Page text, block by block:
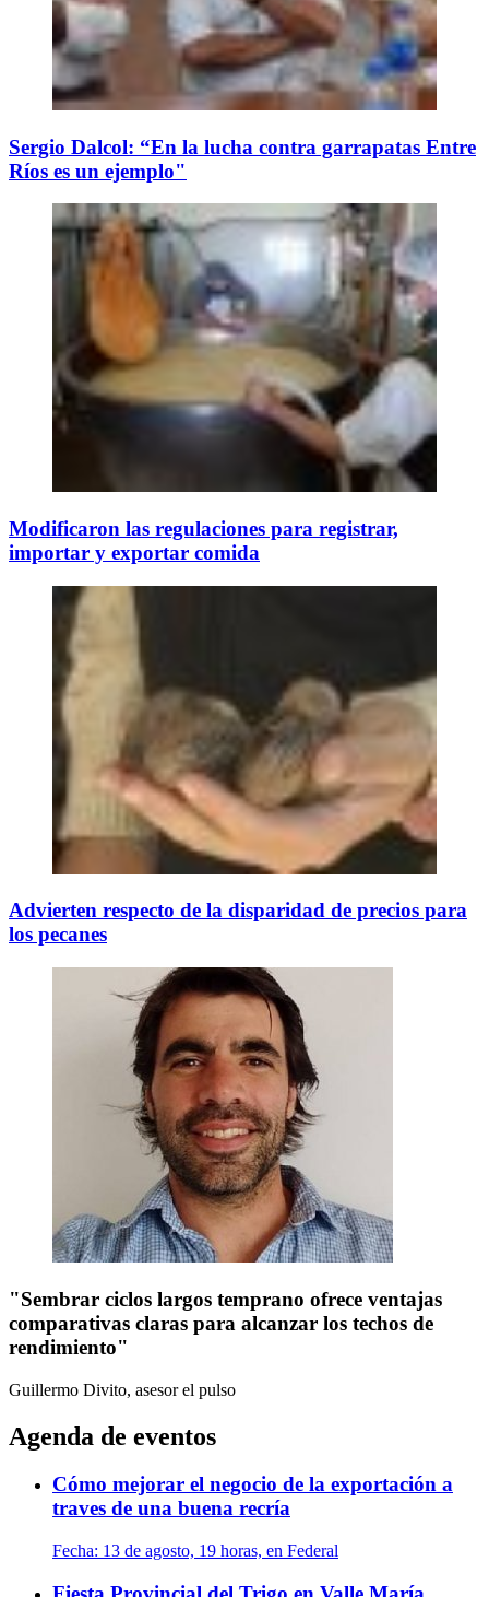
Sergio Dalcol: “En la lucha contra garrapatas Entre
Ríos es un ejemplo"
Modificaron las regulaciones para registrar,
importar y exportar comida
Advierten respecto de la disparidad de precios para
los pecanes
"Sembrar ciclos largos temprano ofrece ventajas
comparativas claras para alcanzar los techos de
rendimiento"
Guillermo Divito, asesor el pulso
Agenda de eventos
Cómo mejorar el negocio de la exportación a
traves de una buena recría
Fecha: 13 de agosto, 19 horas, en Federal